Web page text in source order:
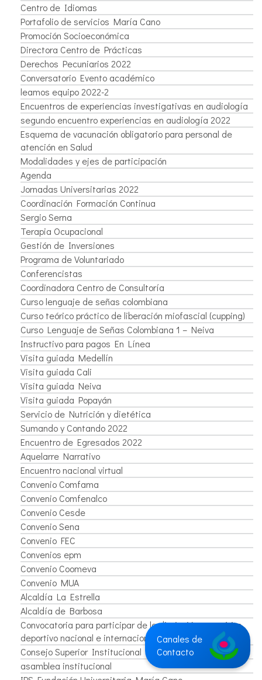
Centro de Idiomas
Portafolio de servicios María Cano
Promoción Socioeconómica
Directora Centro de Prácticas
Derechos Pecuniarios 2022
Conversatorio Evento académico
leamos equipo 2022-2
Encuentros de experiencias investigativas en audiología
segundo encuentro experiencias en audiología 2022
Esquema de vacunación obligatorio para personal de
atención en Salud
Modalidades y ejes de participación
Agenda
Jornadas Universitarias 2022
Coordinación Formación Continua
Sergio Serna
Terapia Ocupacional
Gestión de Inversiones
Programa de Voluntariado
Conferencistas
Coordinadora Centro de Consultoría
Curso lenguaje de señas colombiana
Curso teórico práctico de liberación miofascial (cupping)
Curso Lenguaje de Señas Colombiana 1 – Neiva
Instructivo para pagos En Línea
Visita guiada Medellín
Visita guiada Cali
Visita guiada Neiva
Visita guiada Popayán
Servicio de Nutrición y dietética
Sumando y Contando 2022
Encuentro de Egresados 2022
Aquelarre Narrativo
Encuentro nacional virtual
Convenio Comfama
Convenio Comfenalco
Convenio Cesde
Convenio Sena
Convenio FEC
Convenios epm
Convenio Coomeva
Convenio MUA
Alcaldía La Estrella
Alcaldía de Barbosa
Convocatoria para participar de la distinción por mérito
deportivo nacional e internacional
Consejo Superior Institucional
asamblea institucional
Canales de
Contacto